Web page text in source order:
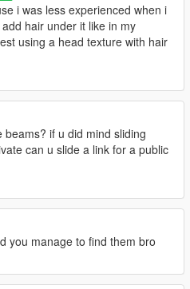
i was less experienced when i
hair under it like in my
using a head texture with hair
beams? if u did mind sliding
can u slide a link for a public
you manage to find them bro